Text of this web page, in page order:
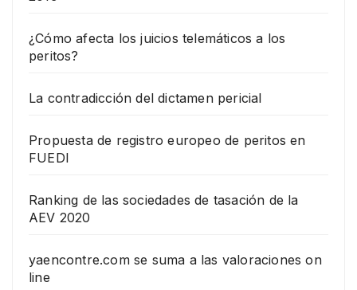
¿Cómo afecta los juicios telemáticos a los
peritos?
La contradicción del dictamen pericial
Propuesta de registro europeo de peritos en
FUEDI
Ranking de las sociedades de tasación de la
AEV 2020
yaencontre.com se suma a las valoraciones on
line